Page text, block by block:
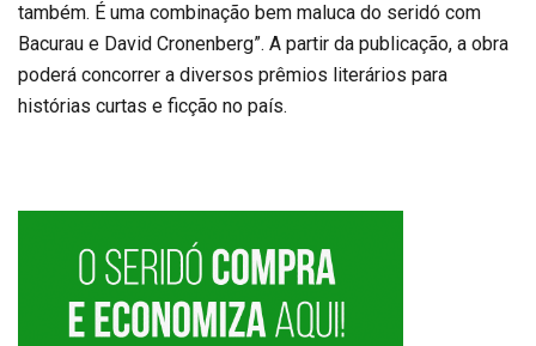
também. É uma combinação bem maluca do seridó com
Bacurau e David Cronenberg”. A partir da publicação, a obra
poderá concorrer a diversos prêmios literários para
histórias curtas e ficção no país.